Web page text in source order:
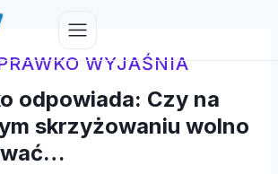
WYJAŚNIA
odpowiada: Czy na
skrzyżowaniu wolno